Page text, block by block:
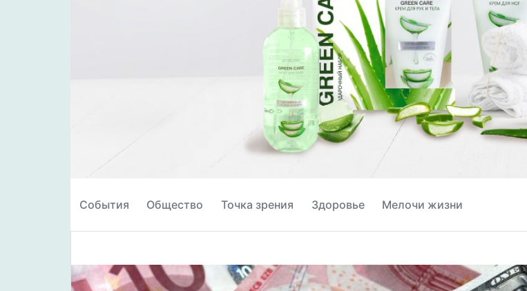
События Общество Точка зрения Здоровье Мелочи жизни